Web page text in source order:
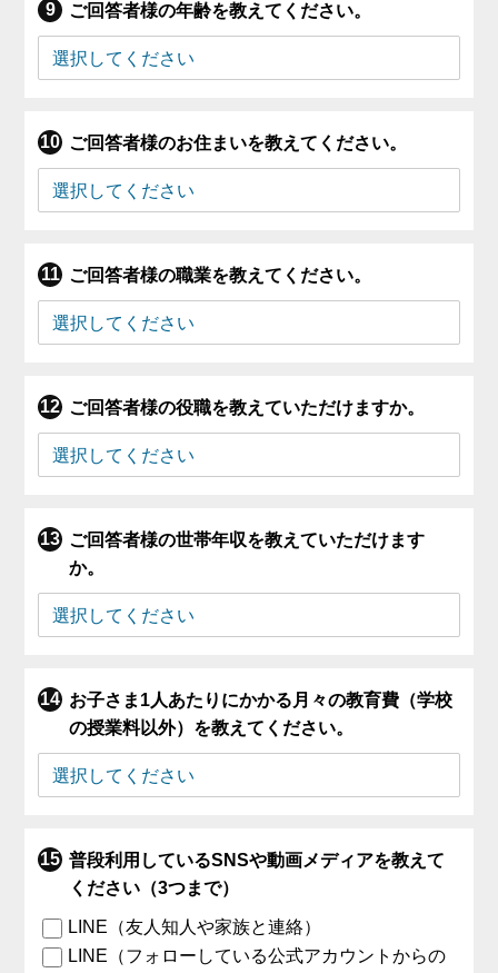
ご回答者様の年齢を教えてください。
ご回答者様のお住まいを教えてください。
ご回答者様の職業を教えてください。
ご回答者様の役職を教えていただけますか。
ご回答者様の世帯年収を教えていただけます
か。
お子さま1人あたりにかかる月々の教育費（学校
の授業料以外）を教えてください。
普段利用しているSNSや動画メディアを教えて
ください（3つまで）
LINE（友人知人や家族と連絡）
LINE（フォローしている公式アカウントからの